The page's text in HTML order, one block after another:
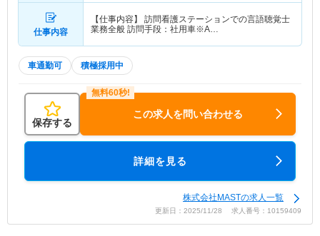
仕事内容
【仕事内容】 訪問看護ステーションでの言語聴覚士
業務全般 訪問手段：社用車※A…
車通勤可 積極採用中
保存する
この求人を問い合わせる
詳細を見る
株式会社MASTの求人一覧
更新日：2025/11/28 求人番号：10159409